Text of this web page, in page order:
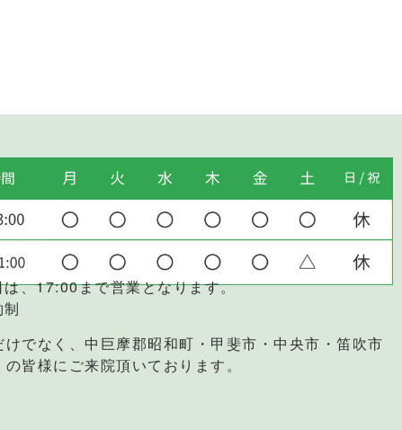
、17:00まで営業となります。
けでなく、中巨摩郡昭和町・甲斐市・中央市・笛吹市
皆様にご来院頂いております。